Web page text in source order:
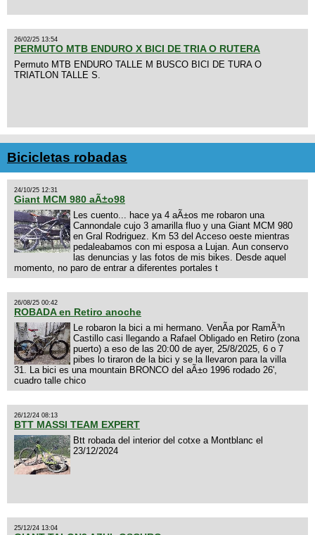
26/02/25 13:54
PERMUTO MTB ENDURO X BICI DE TRIA O RUTERA
Permuto MTB ENDURO TALLE M BUSCO BICI DE TURA O
TRIATLON TALLE S.
Bicicletas robadas
24/10/25 12:31
Giant MCM 980 aÃ±o98
Les cuento... hace ya 4 aÃ±os me robaron una
Cannondale cujo 3 amarilla fluo y una Giant MCM 980
en Gral Rodriguez. Km 53 del Acceso oeste mientras
pedaleabamos con mi esposa a Lujan. Aun conservo
las denuncias y las fotos de mis bikes. Desde aquel
momento, no paro de entrar a diferentes portales t
26/08/25 00:42
ROBADA en Retiro anoche
Le robaron la bici a mi hermano. VenÃ­a por RamÃ³n
Castillo casi llegando a Rafael Obligado en Retiro (zona
puerto) a eso de las 20:00 de ayer, 25/8/2025, 6 o 7
pibes lo tiraron de la bici y se la llevaron para la villa
31. La bici es una mountain BRONCO del aÃ±o 1996 rodado 26',
cuadro talle chico
26/12/24 08:13
BTT MASSI TEAM EXPERT
Btt robada del interior del cotxe a Montblanc el
23/12/2024
25/12/24 13:04